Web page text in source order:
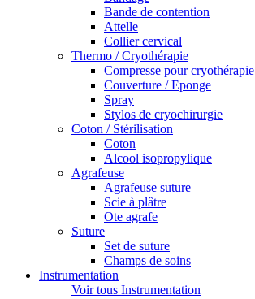
Bande de contention
Attelle
Collier cervical
Thermo / Cryothérapie
Compresse pour cryothérapie
Couverture / Eponge
Spray
Stylos de cryochirurgie
Coton / Stérilisation
Coton
Alcool isopropylique
Agrafeuse
Agrafeuse suture
Scie à plâtre
Ote agrafe
Suture
Set de suture
Champs de soins
Instrumentation
Voir tous Instrumentation